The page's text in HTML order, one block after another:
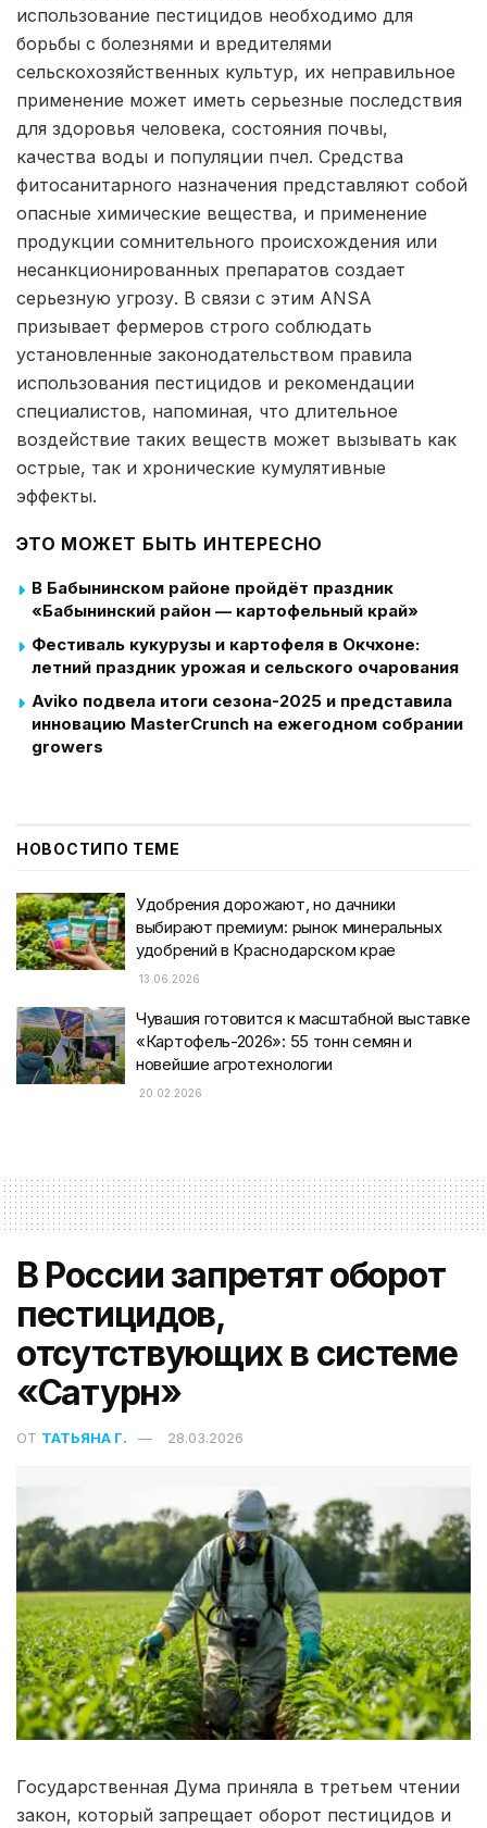
использование пестицидов необходимо для
борьбы с болезнями и вредителями
сельскохозяйственных культур, их неправильное
применение может иметь серьезные последствия
для здоровья человека, состояния почвы,
качества воды и популяции пчел. Средства
фитосанитарного назначения представляют собой
опасные химические вещества, и применение
продукции сомнительного происхождения или
несанкционированных препаратов создает
серьезную угрозу. В связи с этим ANSA
призывает фермеров строго соблюдать
установленные законодательством правила
использования пестицидов и рекомендации
специалистов, напоминая, что длительное
воздействие таких веществ может вызывать как
острые, так и хронические кумулятивные
эффекты.
ЭТО МОЖЕТ БЫТЬ ИНТЕРЕСНО
В Бабынинском районе пройдёт праздник
«Бабынинский район — картофельный край»
Фестиваль кукурузы и картофеля в Окчхоне:
летний праздник урожая и сельского очарования
Aviko подвела итоги сезона-2025 и представила
инновацию MasterCrunch на ежегодном собрании
growers
НОВОСТИПО ТЕМЕ
Удобрения дорожают, но дачники
выбирают премиум: рынок минеральных
удобрений в Краснодарском крае
13.06.2026
Чувашия готовится к масштабной выставке
«Картофель-2026»: 55 тонн семян и
новейшие агротехнологии
20.02.2026
В России запретят оборот
пестицидов,
отсутствующих в системе
«Сатурн»
ОТ ТАТЬЯНА Г. 28.03.2026
Государственная Дума приняла в третьем чтении
закон, который запрещает оборот пестицидов и